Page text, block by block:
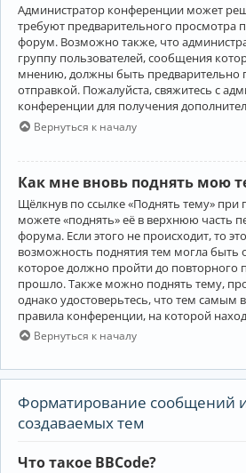
Администратор конференции может
требуют предварительного просмотра
форум. Возможно также, что
группу пользователей, сообщения
мнению, должны быть предварительно
отправкой. Пожалуйста, свяжитесь с
конференции для получения
Вернуться к началу
Как мне вновь поднять мою
Щёлкнув по ссылке «Поднять тему»
можете «поднять» её в верхнюю часть
форума. Если этого не происходит, то
возможность поднятия тем могла быть
которое должно пройти до повторного
прошло. Также можно поднять тему,
однако удостоверьтесь, что тем самым
правила конференции, на которой
Вернуться к началу
Форматирование сообщений
создаваемых тем
Что такое BBCode?